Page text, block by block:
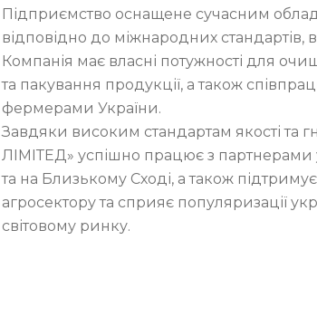
Підприємство оснащене сучасним
відповідно до міжнародних стандартів,
Компанія має власні потужності для
та пакування продукції, а також
фермерами України.
Завдяки високим стандартам якості та
ЛІМІТЕД» успішно працює з партнерами
та на Близькому Сході, а також
агросектору та сприяє популяризації
світовому ринку.